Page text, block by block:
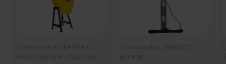
Cod produs: PMP0043.1
Gospodarul Profesionist
Cod produs: KMR0022
Kamrad